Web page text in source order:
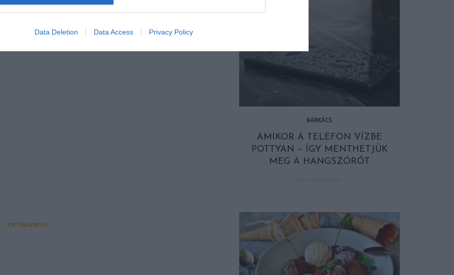
Data Deletion Data Access Privacy Policy
OPTIMIZMUS
BARKÁCS
AMIKOR A TELEFON VÍZBE
POTTYAN – ÍGY MENTHETJÜK
MEG A HANGSZÓRÓT